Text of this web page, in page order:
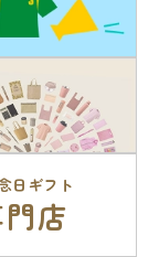
日ギフト
店